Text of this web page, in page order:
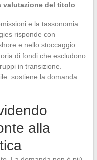
valutazione del titolo
e la tassonomia
risponde con
e nello stoccaggio.
di fondi che escludono
in transizione.
sostiene la domanda
alla